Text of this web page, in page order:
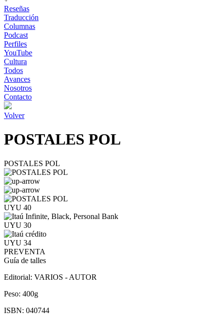
Reseñas
Traducción
Columnas
Podcast
Perfiles
YouTube
Cultura
Todos
Avances
Nosotros
Contacto
Volver
POSTALES POL
POSTALES POL
UYU 40
UYU 30
UYU 34
PREVENTA
Guía de talles
Editorial: VARIOS - AUTOR
Peso: 400g
ISBN: 040744